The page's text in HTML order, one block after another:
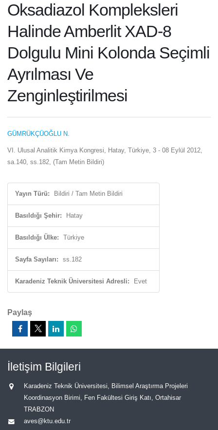
Oksadiazol Kompleksleri
Halinde Amberlit XAD-8
Dolgulu Mini Kolonda Seçimli
Ayrılması Ve
Zenginleştirilmesi
GÜMRÜKÇÜOĞLU N.
VI. Ulusal Analitik Kimya Kongresi, Hatay, Türkiye, 3 - 08 Eylül 2012,
sa.140, ss.182, (Tam Metin Bildiri)
Yayın Türü: Bildiri / Tam Metin Bildiri
Basıldığı Şehir: Hatay
Basıldığı Ülke: Türkiye
Sayfa Sayıları: ss.182
Karadeniz Teknik Üniversitesi Adresli: Evet
Paylaş
İletişim Bilgileri
Karadeniz Teknik Üniversitesi, Bilimsel Araştırma Projeleri
Koordinasyon Birimi, Fen Fakültesi Giriş Katı, Ortahisar
TRABZON
aves@ktu.edu.tr